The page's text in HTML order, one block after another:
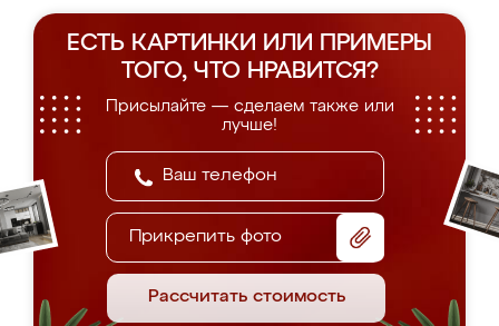
ЕСТЬ КАРТИНКИ ИЛИ ПРИМЕРЫ
ТОГО, ЧТО НРАВИТСЯ?
Присылайте — сделаем также или
лучше!
Прикрепить фото
Рассчитать стоимость